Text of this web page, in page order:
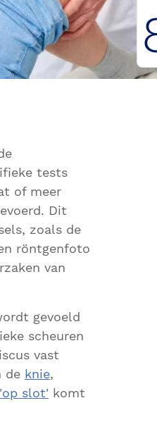
tests
of meer
Dit
zoals de
röntgenfoto
van
gevoeld
scheuren
vast
de knie,
slot' komt